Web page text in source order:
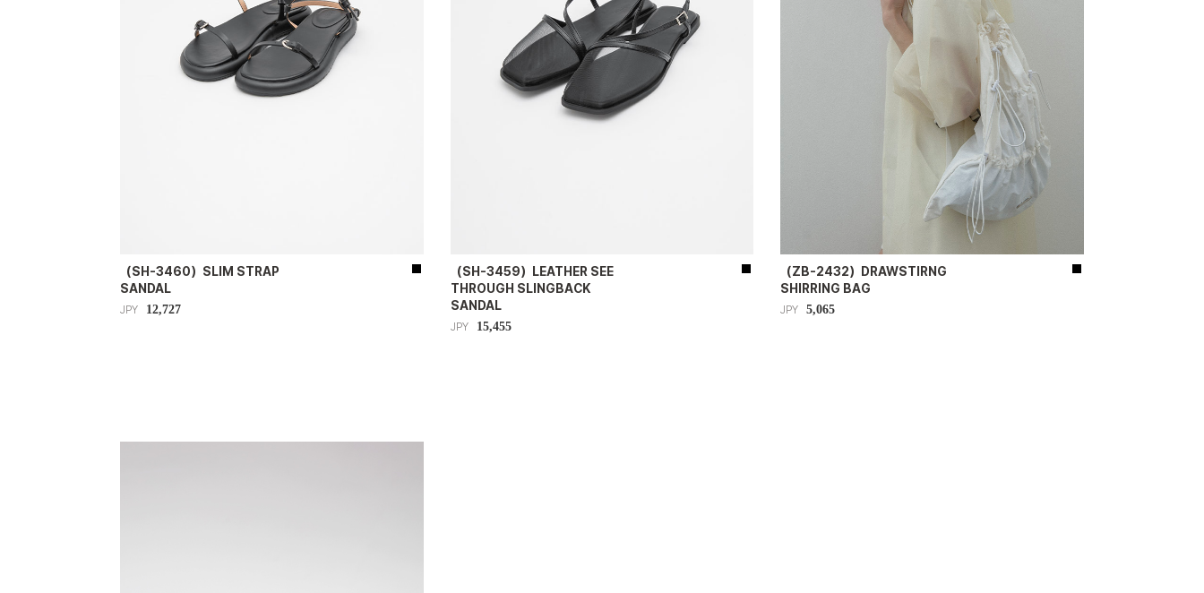
（SH-3460）SLIM STRAP
SANDAL
JPY 12,727
（SH-3459）LEATHER SEE
THROUGH SLINGBACK
SANDAL
JPY 15,455
（ZB-2432）DRAWSTIRNG
SHIRRING BAG
JPY 5,065